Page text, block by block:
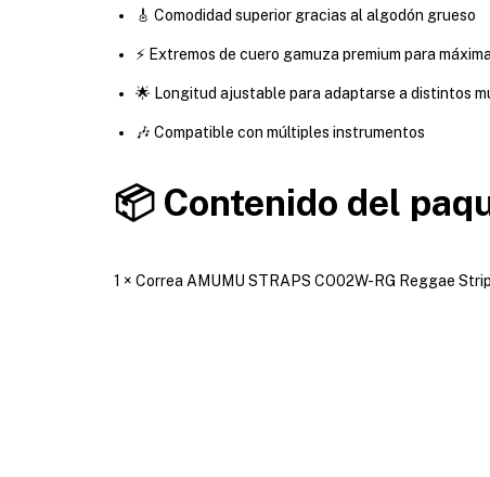
🎸 Comodidad superior gracias al algodón grueso
⚡ Extremos de cuero gamuza premium para
🌟 Longitud ajustable para adaptarse a distintos
🎶 Compatible con múltiples instrumentos
📦 Contenido del
1 × Correa AMUMU STRAPS CO02W-RG Reggae